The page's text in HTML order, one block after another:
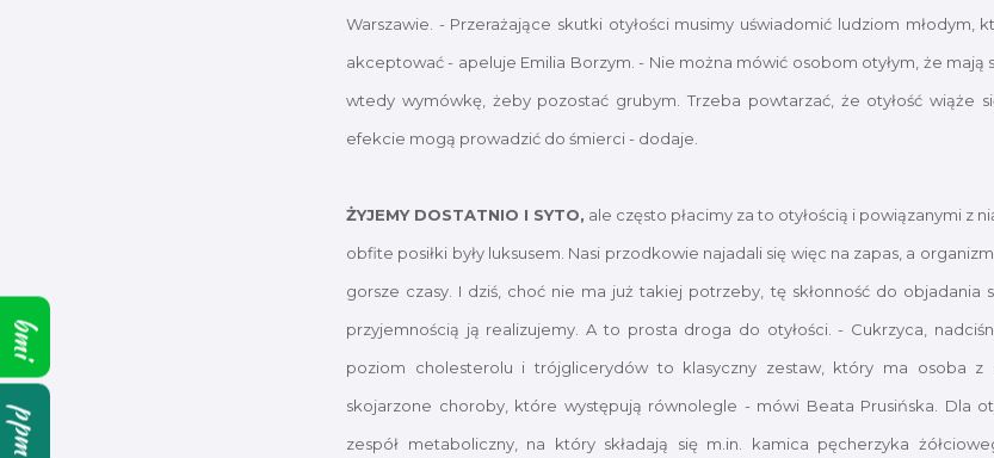
bmi
ppm
Warszawie. - Przerażające skutki otyłości musimy uświadomić ludziom młodym,
akceptować - apeluje Emilia Borzym. - Nie można mówić osobom otyłym, że mają
wtedy wymówkę, żeby pozostać grubym. Trzeba powtarzać, że otyłość wiąże
efekcie mogą prowadzić do śmierci - dodaje.
ŻYJEMY DOSTATNIO I SYTO, ale często płacimy za to otyłością i powiązanymi z
obfite posiłki były luksusem. Nasi przodkowie najadali się więc na zapas, a
gorsze czasy. I dziś, choć nie ma już takiej potrzeby, tę skłonność do objadania
przyjemnością ją realizujemy. A to prosta droga do otyłości. - Cukrzyca,
poziom cholesterolu i trójglicerydów to klasyczny zestaw, który ma osoba z
skojarzone choroby, które występują równolegle - mówi Beata Prusińska. Dla
zespół metaboliczny, na który składają się m.in. kamica pęcherzyka